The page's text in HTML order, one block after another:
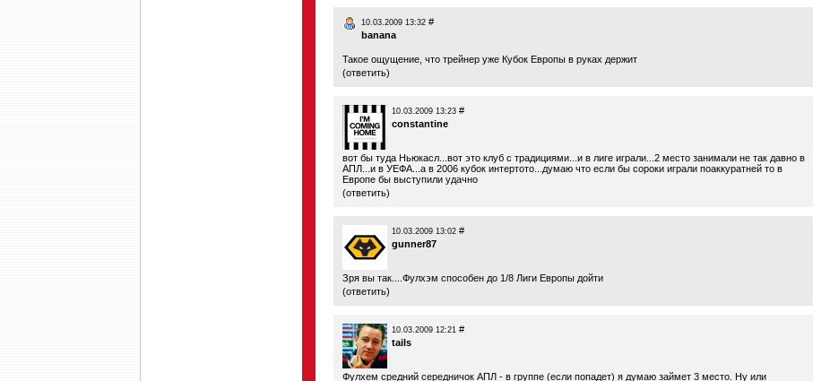
10.03.2009 13:32 #
banana
Такое ощущение, что трейнер уже Кубок Европы в руках держит
(ответить)
10.03.2009 13:23 #
constantine
вот бы туда Ньюкасл...вот это клуб с традициями...и в лиге играли...2 место занимали не так давно в
АПЛ...и в УЕФА...а в 2006 кубок интертото...думаю что если бы сороки играли поаккуратней то в
Европе бы выступили удачно
(ответить)
10.03.2009 13:02 #
gunner87
Зря вы так....Фулхэм способен до 1/8 Лиги Европы дойти
(ответить)
10.03.2009 12:21 #
tails
Фулхем средний середничок АПЛ - в группе (если попадет) я думаю займет 3 место. Ну или